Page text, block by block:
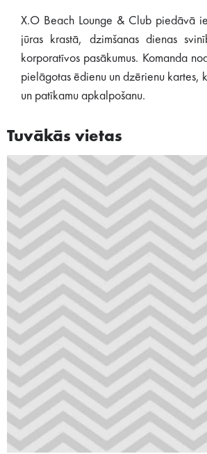
X.O Beach Lounge & Club piedāvā
jūras krastā, dzimšanas dienas
korporatīvos pasākumus. Komanda
pielāgotas ēdienu un dzērienu kartes,
un patīkamu apkalpošanu.
Tuvākās vietas